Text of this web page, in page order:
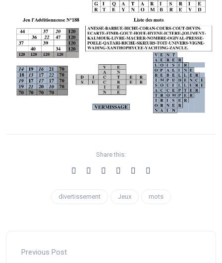
Share this:
divertissement Jeux mots
Previous Post